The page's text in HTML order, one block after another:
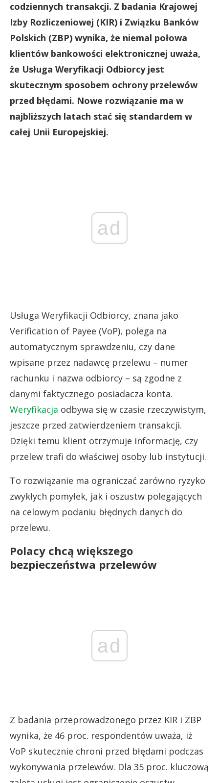
codziennych transakcji. Z badania Krajowej
Izby Rozliczeniowej (KIR) i Związku Banków
Polskich (ZBP) wynika, że niemal połowa
klientów bankowości elektronicznej uważa,
że Usługa Weryfikacji Odbiorcy jest
skutecznym sposobem ochrony przelewów
przed błędami. Nowe rozwiązanie ma w
najbliższych latach stać się standardem w
całej Unii Europejskiej.
ad
Usługa Weryfikacji Odbiorcy, znana jako
Verification of Payee (VoP), polega na
automatycznym sprawdzeniu, czy dane
wpisane przez nadawcę przelewu – numer
rachunku i nazwa odbiorcy – są zgodne z
danymi faktycznego posiadacza konta.
Weryfikacja odbywa się w czasie rzeczywistym,
jeszcze przed zatwierdzeniem transakcji.
Dzięki temu klient otrzymuje informację, czy
przelew trafi do właściwej osoby lub instytucji.
To rozwiązanie ma ograniczać zarówno ryzyko
zwykłych pomyłek, jak i oszustw polegających
na celowym podaniu błędnych danych do
przelewu.
Polacy chcą większego
bezpieczeństwa przelewów
ad
Z badania przeprowadzonego przez KIR i ZBP
wynika, że 46 proc. respondentów uważa, iż
VoP skutecznie chroni przed błędami podczas
wykonywania przelewów. Dla 35 proc. kluczową